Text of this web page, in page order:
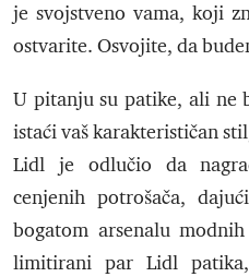
je svojstveno vama, koji
ostvarite. Osvojite, da
U pitanju su patike, ali ne
istaći vaš karakterističan
Lidl je odlučio da
cenjenih potrošača,
bogatom arsenalu
limitirani par Lidl